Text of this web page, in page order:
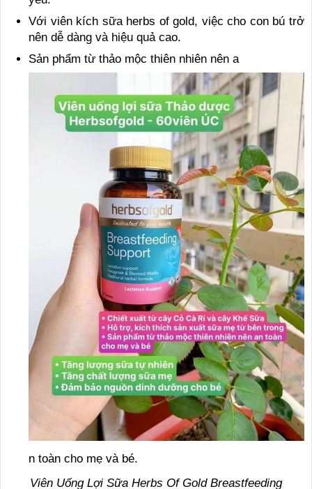
Với viên kích sữa herbs of gold, việc cho con bú trở
nên dễ dàng và hiệu quả cao.
Sản phẩm từ thảo mộc thiên nhiên nên a
n toàn cho mẹ và bé.
Viên Uống Lợi Sữa Herbs Of Gold Breastfeeding